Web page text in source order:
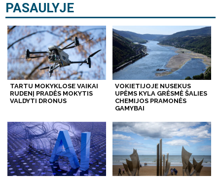
PASAULYJE
TARTU MOKYKLOSE VAIKAI
RUDENĮ PRADĖS MOKYTIS
VALDYTI DRONUS
VOKIETIJOJE NUSEKUS
UPĖMS KYLA GRĖSMĖ ŠALIES
CHEMIJOS PRAMONĖS
GAMYBAI